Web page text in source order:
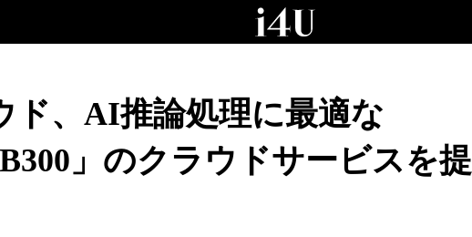
ド、AI推論処理に最適な
」のクラウドサービスを提